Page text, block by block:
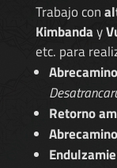
Trabajo con
Kimbanday
etc. para
Retorno